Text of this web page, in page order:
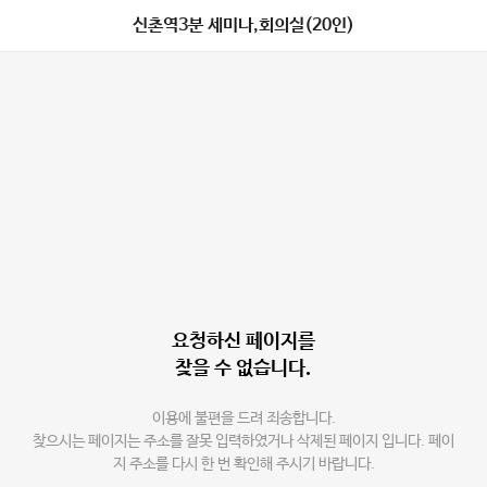
신촌역3분 세미나,회의실(20인)
요청하신 페이지를
찾을 수 없습니다.
이용에 불편을 드려 죄송합니다.
찾으시는 페이지는 주소를 잘못 입력하였거나 삭제된 페이지 입니다. 페이
지 주소를 다시 한 번 확인해 주시기 바랍니다.